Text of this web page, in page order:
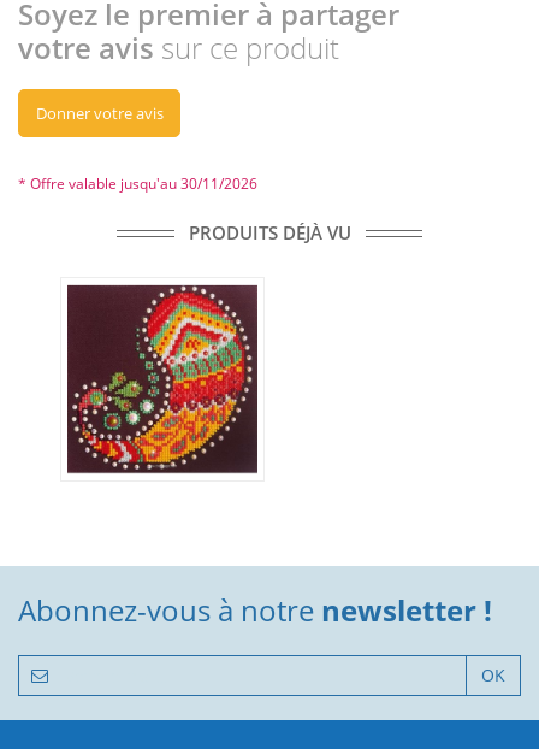
Soyez le premier à partager
votre avis sur ce produit
Donner votre avis
* Offre valable jusqu'au 30/11/2026
PRODUITS DÉJÀ VU
Abonnez-vous à notre newsletter !
OK